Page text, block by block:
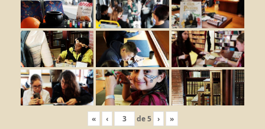
« ‹ de5 › »